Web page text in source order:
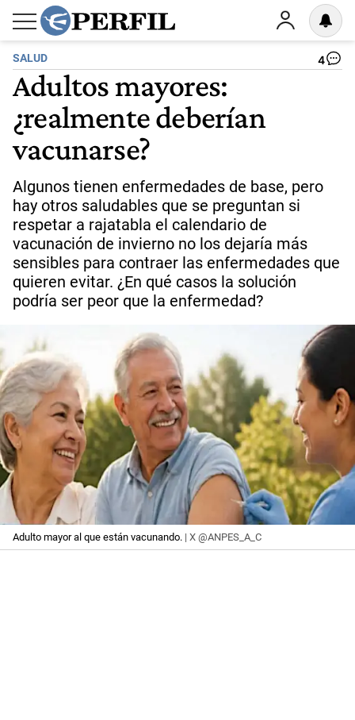
SALUD 4
Adultos mayores:
¿realmente deberían
vacunarse?
Algunos tienen enfermedades de base, pero
hay otros saludables que se preguntan si
respetar a rajatabla el calendario de
vacunación de invierno no los dejaría más
sensibles para contraer las enfermedades que
quieren evitar. ¿En qué casos la solución
podría ser peor que la enfermedad?
Adulto mayor al que están vacunando. | X @ANPES_A_C